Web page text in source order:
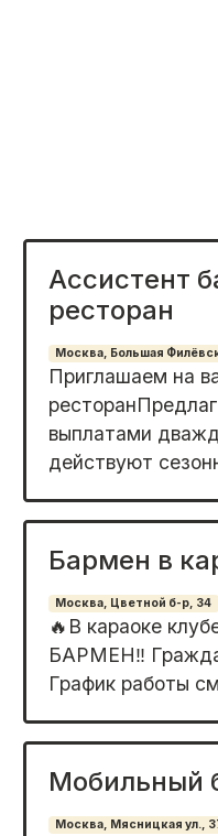
Ассистент
ресторан
Москва, Большая
Приглашаем на
выплатами
действуют
Бармен в
Москва, Цветной б-р, 34
🔥В караоке
БАРМЕН‼️
График работы
Мобильный
Москва, Мясницкая ул.,